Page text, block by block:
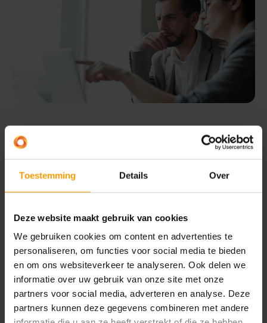
Toestemming Details Over
Deze website maakt gebruik van cookies
We gebruiken cookies om content en advertenties te
personaliseren, om functies voor social media te bieden
en om ons websiteverkeer te analyseren. Ook delen we
informatie over uw gebruik van onze site met onze
partners voor social media, adverteren en analyse. Deze
partners kunnen deze gegevens combineren met andere
Verrijk je bedrijfsanalyses
De juiste inzichten op het juiste moment
Je wil écht goed inzicht in je bedrijfsprocessen.
Zodat je ze kan bewaken, maar ook de juiste keuzes
vereisten verbonden aan dit inzicht. Denk daarbij
aan de marge per behandeling, per cliënt. Wanneer
je goed inzicht hebt in zorgkosten, kan je deze data
gebruiken om de meest toegepaste oplossing per
soort behandeling vast te stellen. Mede daardoor
kun je met minder artikelen en tegen lagere kosten,